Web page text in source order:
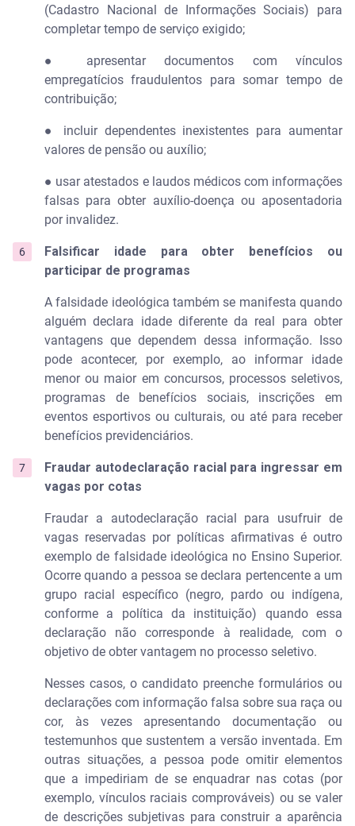
(Cadastro Nacional de Informações Sociais) para
completar tempo de serviço exigido;
● apresentar documentos com vínculos
empregatícios fraudulentos para somar tempo de
contribuição;
● incluir dependentes inexistentes para aumentar
valores de pensão ou auxílio;
● usar atestados e laudos médicos com informações
falsas para obter auxílio‑doença ou aposentadoria
por invalidez.
Falsificar idade para obter benefícios ou
participar de programas
A falsidade ideológica também se manifesta quando
alguém declara idade diferente da real para obter
vantagens que dependem dessa informação. Isso
pode acontecer, por exemplo, ao informar idade
menor ou maior em concursos, processos seletivos,
programas de benefícios sociais, inscrições em
eventos esportivos ou culturais, ou até para receber
benefícios previdenciários.
Fraudar autodeclaração racial para ingressar em
vagas por cotas
Fraudar a autodeclaração racial para usufruir de
vagas reservadas por políticas afirmativas é outro
exemplo de falsidade ideológica no Ensino Superior.
Ocorre quando a pessoa se declara pertencente a um
grupo racial específico (negro, pardo ou indígena,
conforme a política da instituição) quando essa
declaração não corresponde à realidade, com o
objetivo de obter vantagem no processo seletivo.
Nesses casos, o candidato preenche formulários ou
declarações com informação falsa sobre sua raça ou
cor, às vezes apresentando documentação ou
testemunhos que sustentem a versão inventada. Em
outras situações, a pessoa pode omitir elementos
que a impediriam de se enquadrar nas cotas (por
exemplo, vínculos raciais comprováveis) ou se valer
de descrições subjetivas para construir a aparência